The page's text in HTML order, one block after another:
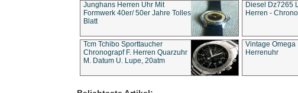
Junghans Herren Uhr Mit
Formwerk 40er/ 50er Jahre Tolles
Blatt
Diesel Dz7265
Herren -
Tcm Tchibo Sporttaucher
Chronograpf F. Herren Quarzuhr
M. Datum U. Lupe, 20atm
Vintage Omega
Herrenuhr